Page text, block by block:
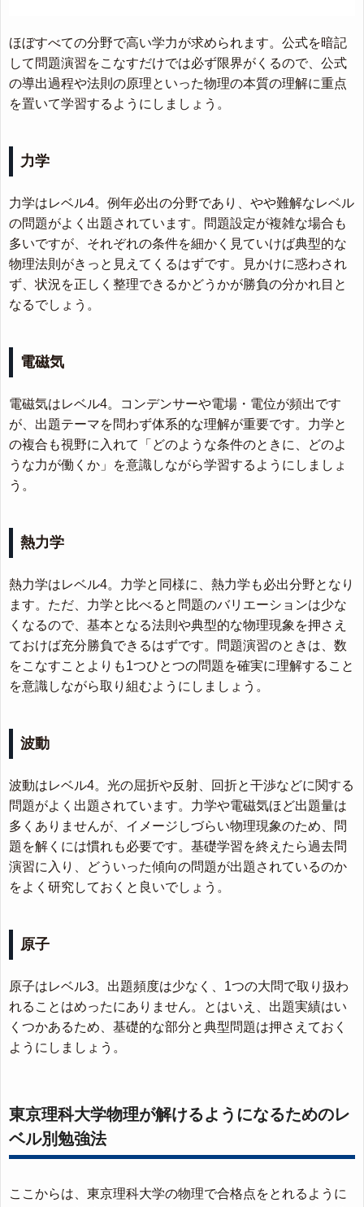
ほぼすべての分野で高い学力が求められます。公式を暗記
して問題演習をこなすだけでは必ず限界がくるので、公式
の導出過程や法則の原理といった物理の本質の理解に重点
を置いて学習するようにしましょう。
力学
力学はレベル4。例年必出の分野であり、やや難解なレベル
の問題がよく出題されています。問題設定が複雑な場合も
多いですが、それぞれの条件を細かく見ていけば典型的な
物理法則がきっと見えてくるはずです。見かけに惑わされ
ず、状況を正しく整理できるかどうかが勝負の分かれ目と
なるでしょう。
電磁気
電磁気はレベル4。コンデンサーや電場・電位が頻出です
が、出題テーマを問わず体系的な理解が重要です。力学と
の複合も視野に入れて「どのような条件のときに、どのよ
うな力が働くか」を意識しながら学習するようにしましょ
う。
熱力学
熱力学はレベル4。力学と同様に、熱力学も必出分野となり
ます。ただ、力学と比べると問題のバリエーションは少な
くなるので、基本となる法則や典型的な物理現象を押さえ
ておけば充分勝負できるはずです。問題演習のときは、数
をこなすことよりも1つひとつの問題を確実に理解すること
を意識しながら取り組むようにしましょう。
波動
波動はレベル4。光の屈折や反射、回折と干渉などに関する
問題がよく出題されています。力学や電磁気ほど出題量は
多くありませんが、イメージしづらい物理現象のため、問
題を解くには慣れも必要です。基礎学習を終えたら過去問
演習に入り、どういった傾向の問題が出題されているのか
をよく研究しておくと良いでしょう。
原子
原子はレベル3。出題頻度は少なく、1つの大問で取り扱わ
れることはめったにありません。とはいえ、出題実績はい
くつかあるため、基礎的な部分と典型問題は押さえておく
ようにしましょう。
東京理科大学物理が解けるようになるためのレ
ベル別勉強法
ここからは、東京理科大学の物理で合格点をとれるように